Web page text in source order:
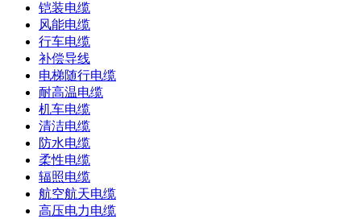
铠装电缆
风能电缆
行车电缆
补偿导线
电梯随行电缆
耐高温电缆
机车电缆
清洁电缆
防水电缆
柔性电缆
辐照电缆
航空航天电缆
高压电力电缆